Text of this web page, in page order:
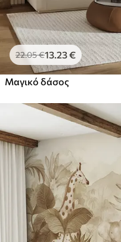
22.05€13.23€
Μαγικό δάσος